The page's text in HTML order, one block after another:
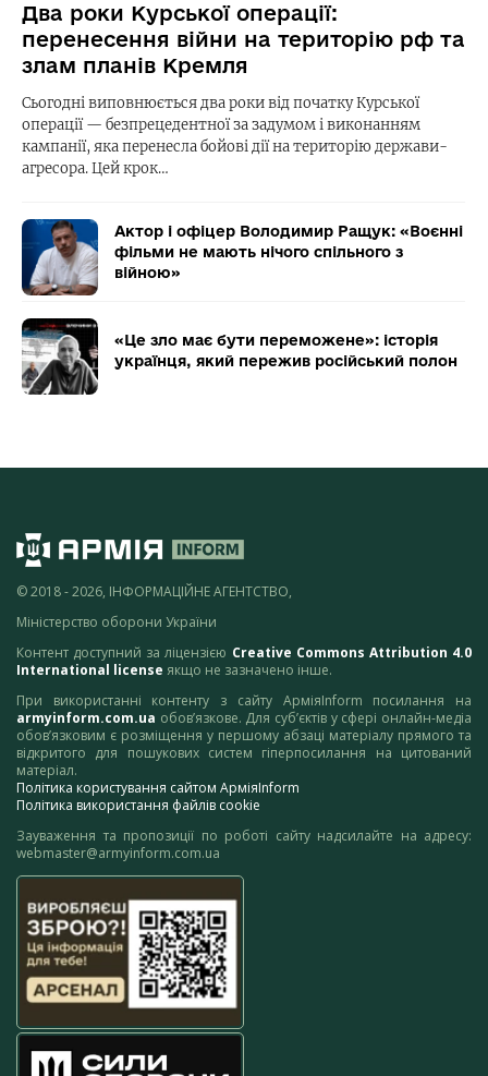
Два роки Курської операції:
перенесення війни на територію рф та
злам планів Кремля
Сьогодні виповнюється два роки від початку Курської
операції — безпрецедентної за задумом і виконанням
кампанії, яка перенесла бойові дії на територію держави-
агресора. Цей крок…
Актор і офіцер Володимир Ращук: «Воєнні
фільми не мають нічого спільного з
війною»
«Це зло має бути переможене»: історія
українця, який пережив російський полон
© 2018 - 2026, ІНФОРМАЦІЙНЕ АГЕНТСТВО,
Міністерство оборони України
Контент доступний за ліцензією Creative Commons Attribution 4.0
International license якщо не зазначено інше.
При використанні контенту з сайту АрміяInform посилання на
armyinform.com.ua обов’язкове. Для суб’єктів у сфері онлайн-медіа
обов’язковим є розміщення у першому абзаці матеріалу прямого та
відкритого для пошукових систем гіперпосилання на цитований
матеріал.
Політика користування сайтом АрміяInform
Політика використання файлів cookie
Зауваження та пропозиції по роботі сайту надсилайте на адресу:
webmaster@armyinform.com.ua